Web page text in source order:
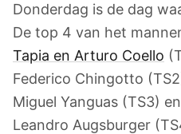
Donderdag is de dag
De top 4 van het
Tapia en Arturo Coello
Federico Chingotto
Miguel Yanguas (TS3)
Leandro Augsburger